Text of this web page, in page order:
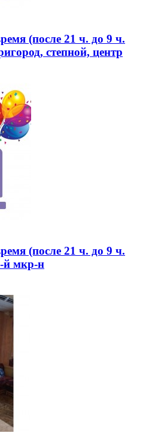
(после 21 ч. до 9 ч.
степной, центр
(после 21 ч. до 9 ч.
й мкр-н